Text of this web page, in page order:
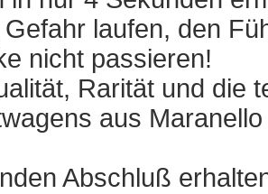
laufen, den
nicht passieren!
Rarität und die
aus
Abschluß